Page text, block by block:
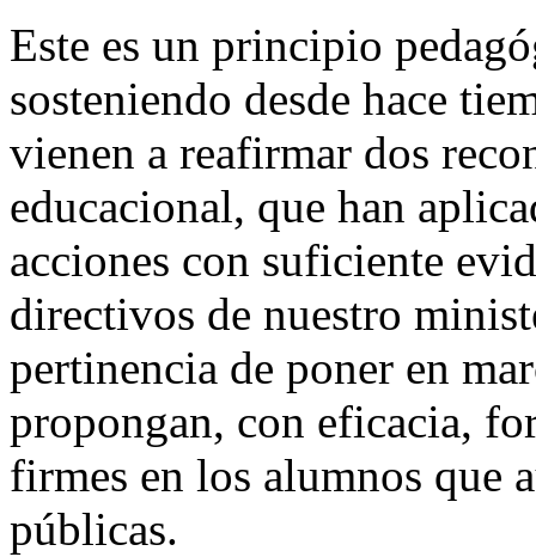
Este es un principio
sosteniendo desde hace
vienen a reafirmar dos
educacional, que han
acciones con suficiente
directivos de nuestro
pertinencia de poner en
propongan, con eficacia,
firmes en los alumnos que
públicas.